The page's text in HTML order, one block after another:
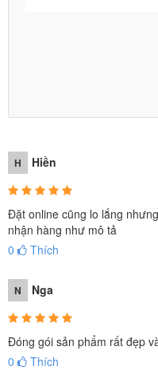
H Hiền
Đặt online cũng lo lắng
nhận hàng như mô tả
0
Thích
N Nga
Đóng gói sản phẩm rất đẹp
0
Thích